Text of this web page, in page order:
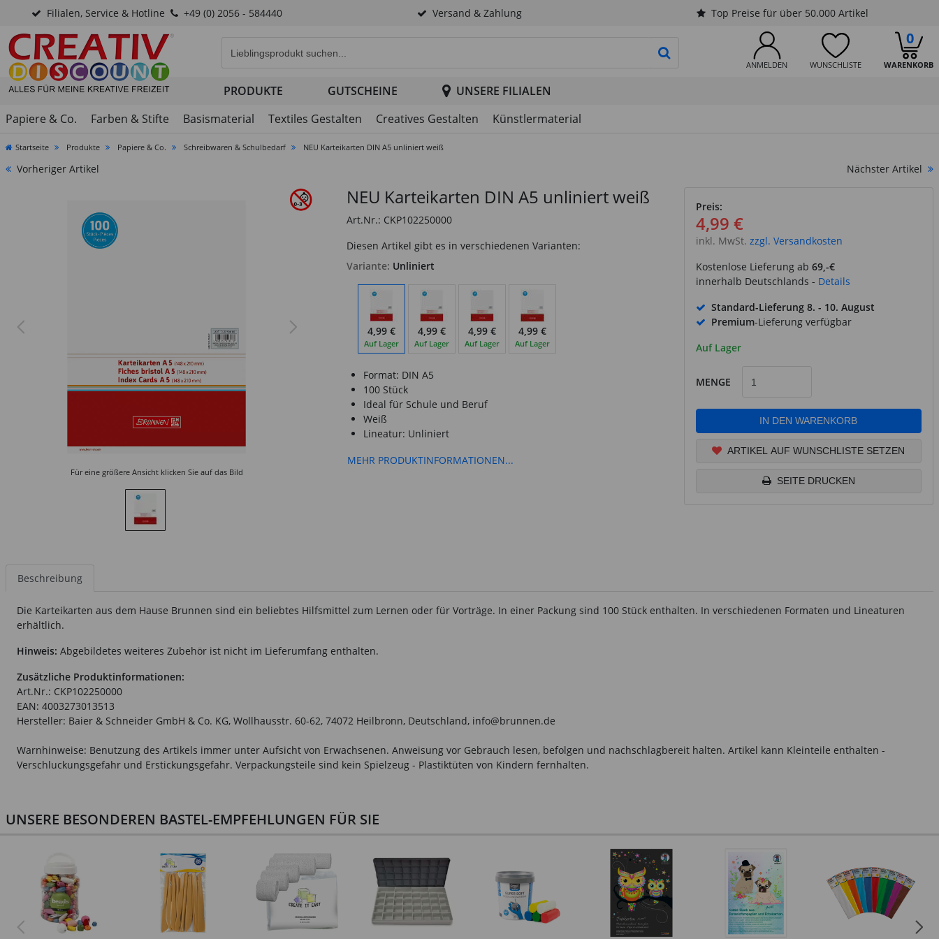
Filialen, Service & Hotline +49 (0) 2056 - 584440 Versand & Zahlung Top Preise für über 50.000 Artikel
ANMELDEN WUNSCHLISTE WARENKORB
0
PRODUKTSUCHE STARTEN
PRODUKTE GUTSCHEINE
UNSERE FILIALEN
Papiere & Co.
Farben & Stifte Basismaterial Textiles Gestalten Creatives Gestalten Künstlermaterial
Startseite Produkte Papiere & Co. Schreibwaren & Schulbedarf NEU Karteikarten DIN A5 unliniert weiß
Vorheriger Artikel Nächster Artikel
Für eine größere Ansicht klicken Sie auf das Bild
NEU Karteikarten DIN A5 unliniert weiß
Art.Nr.: CKP102250000
Diesen Artikel gibt es in verschiedenen Varianten:
Variante: Unliniert
4,99 €
Auf Lager
4,99 €
Auf Lager
4,99 €
Auf Lager
4,99 €
Auf Lager
Format: DIN A5
100 Stück
Ideal für Schule und Beruf
Weiß
Lineatur: Unliniert
MEHR PRODUKTINFORMATIONEN...
Preis:
4,99 €
inkl. MwSt. zzgl. Versandkosten
Kostenlose Lieferung ab 69,-€
innerhalb Deutschlands - Details
Standard-Lieferung 8. - 10. August
Premium-Lieferung verfügbar
Auf Lager
MENGE
IN DEN WARENKORB
ARTIKEL AUF WUNSCHLISTE SETZEN
SEITE DRUCKEN
Beschreibung
Die Karteikarten aus dem Hause Brunnen sind ein beliebtes Hilfsmittel zum Lernen oder für Vorträge. In einer Packung sind 100 Stück enthalten. In verschiedenen Formaten und Lineaturen
erhältlich.
Hinweis: Abgebildetes weiteres Zubehör ist nicht im Lieferumfang enthalten.
Zusätzliche Produktinformationen:
Art.Nr.: CKP102250000
EAN: 4003273013513
Hersteller: Baier & Schneider GmbH & Co. KG, Wollhausstr. 60-62, 74072 Heilbronn, Deutschland, info@brunnen.de
Warnhinweise: Benutzung des Artikels immer unter Aufsicht von Erwachsenen. Anweisung vor Gebrauch lesen, befolgen und nachschlagbereit halten. Artikel kann Kleinteile enthalten -
Verschluckungsgefahr und Erstickungsgefahr. Verpackungsteile sind kein Spielzeug - Plastiktüten von Kindern fernhalten.
UNSERE BESONDEREN BASTEL-EMPFEHLUNGEN FÜR SIE